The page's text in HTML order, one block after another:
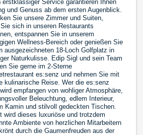
erstklassiger Service garantieren Ihnen
und Genuss ab dem ersten Augenblick.
Sie unsere Zimmer und Suiten,
sich in unseren Restaurants
entspannen Sie in unserem
Wellness-Bereich oder genießen Sie
ausgezeichneten 18-Loch Golfplatz in
Naturkulisse. Edip Sigl und sein Team
Sie gerne im 2-Sterne
es:senz und nehmen Sie mit
kulinarische Reise. Wer die es:senz
empfangen von wohliger Atmosphäre,
Beleuchtung, edlem Interieur,
Kamin und stilvoll gedeckten Tischen.
wird dieses luxuriöse und trotzdem
Ambiente von herzlichen Mitarbeitern
durch die Gaumenfreuden aus der